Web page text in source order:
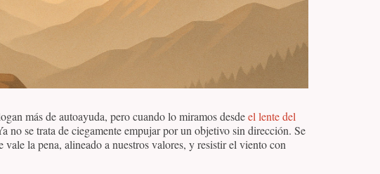
más de autoayuda, pero cuando lo miramos desdeel lente del
no se trata de ciegamente empujar por un objetivo sin dirección. Se
vale la pena, alineado a nuestros valores, y resistir el viento con